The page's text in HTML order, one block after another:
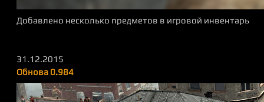
Добавлено несколько предметов в игровой инвентарь
31.12.2015
Обнова 0.984